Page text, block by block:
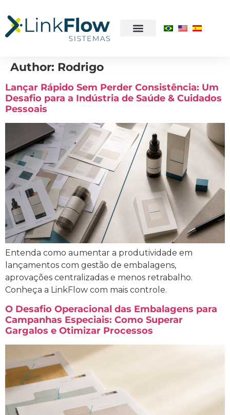
Author: Rodrigo
Lançar Rápido Sem Perder Consistência: Um
Desafio para a Indústria de Saúde & Cuidados
Pessoais
Entenda como aumentar a produtividade em
lançamentos com gestão de embalagens,
aprovações centralizadas e menos retrabalho.
Conheça a LinkFlow com mais controle.
O Desafio Operacional das Embalagens para
Campanhas Especiais: Como Superar
Gargalos e Otimizar Processos